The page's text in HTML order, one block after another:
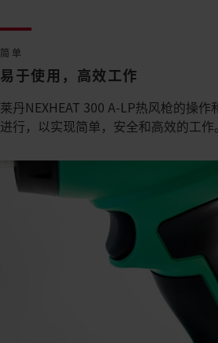
简单
易于使用，高效工作
莱丹NEXHEAT 300 A-LP热风枪的操
进行，以实现简单，安全和高效的工作。